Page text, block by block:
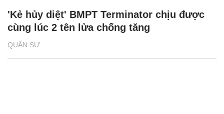
QUÂN SỰ
'Kẻ hủy diệt' BMPT Terminator chịu được
cùng lúc 2 tên lửa chống tăng